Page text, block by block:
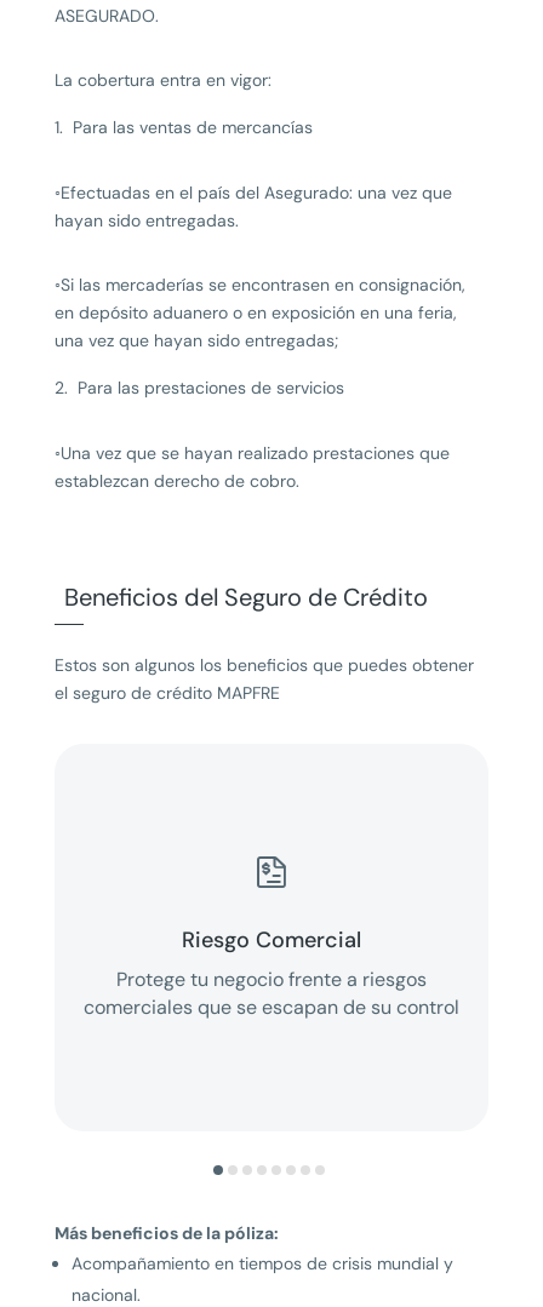
ASEGURADO.
La cobertura entra en vigor:
Para las ventas de mercancías
◦Efectuadas en el país del Asegurado: una vez que
hayan sido entregadas.
◦Si las mercaderías se encontrasen en consignación,
en depósito aduanero o en exposición en una feria,
una vez que hayan sido entregadas;
Para las prestaciones de servicios
◦Una vez que se hayan realizado prestaciones que
establezcan derecho de cobro.
Beneficios del Seguro de Crédito
Estos son algunos los beneficios que puedes obtener
el seguro de crédito MAPFRE

Riesgo Comercial
Protege tu negocio frente a riesgos
comerciales que se escapan de su control
Más beneficios de la póliza:
Acompañamiento en tiempos de crisis mundial y
nacional.